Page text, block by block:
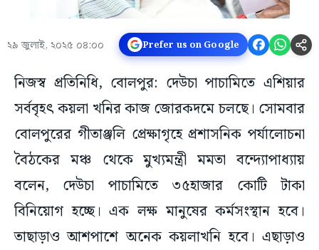
২৯ জুলাই, ২০২৫ ০৪:০০ Prefer us on Google
নিজস্ব প্রতিনিধি, বোলপুর: দেউচা পাচামিতে এশিয়ার
সর্ববৃহৎ কয়লা খনির কাজ জোরকদমে চলছে। সোমবার
বোলপুরের গীতাঞ্জলি প্রেক্ষাগৃহে প্রশাসনিক পর্যালোচনা
বৈঠকের মঞ্চ থেকে মুখ্যমন্ত্রী মমতা বন্দ্যোপাধ্যায়
বলেন, দেউচা পাচামিতে ৩৫হাজার কোটি টাকা
বিনিয়োগ হচ্ছে। এক লক্ষ মানুষের কর্মসংস্থান হবে।
তাছাড়াও আশপাশে অনেক কয়লাখনি হবে। এছাড়াও